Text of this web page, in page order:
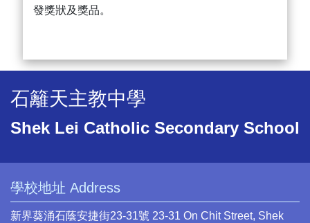
發獎狀及獎品。
石籬天主教中學
Shek Lei Catholic Secondary School
學校地址 Address
新界葵涌石蔭安捷街23-31號 23-31 On Chit Street, Shek